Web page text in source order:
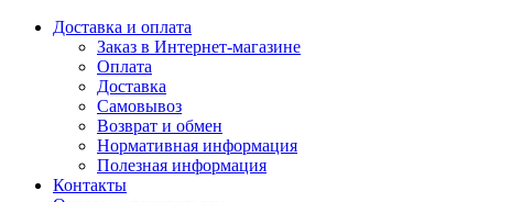
Доставка и оплата
Заказ в Интернет-магазине
Оплата
Доставка
Самовывоз
Возврат и обмен
Нормативная информация
Полезная информация
Контакты